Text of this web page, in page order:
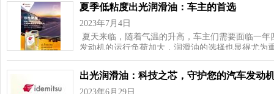
夏季低粘度出光润滑油：车主的首选
2023年7月4日
夏天来临，随着气温的升高，车主们需要面临一
发动机的运行负荷加大，润滑油的选择也显得尤为
出光润滑油：科技之芯，守护您的汽车发动
2023年6月29日